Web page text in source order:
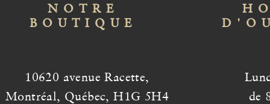
NOTRE
BOUTIQUE
10620 avenue Racette,
Montréal, Québec, H1G 5H4
de